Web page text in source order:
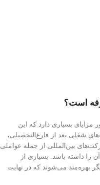
مزایای بسیاری دارد که این
شغلی بعد از فارغ‌التحصیلی،
بین‌المللی از جمله عواملی
داشته باشد. بسیاری از
بهره‌مند می‌شوند که در نهایت